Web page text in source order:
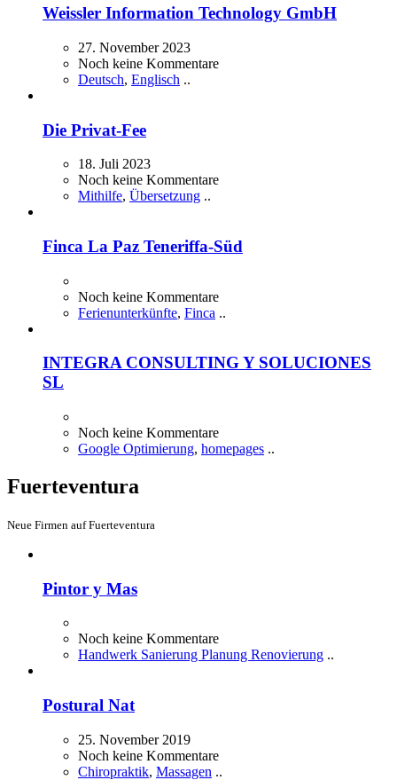
Weissler Information Technology GmbH
27. November 2023
Noch keine Kommentare
Deutsch, Englisch ..
Die Privat-Fee
18. Juli 2023
Noch keine Kommentare
Mithilfe, Übersetzung ..
Finca La Paz Teneriffa-Süd
Noch keine Kommentare
Ferienunterkünfte, Finca ..
INTEGRA CONSULTING Y SOLUCIONES
SL
Noch keine Kommentare
Google Optimierung, homepages ..
Fuerteventura
Neue Firmen auf Fuerteventura
Pintor y Mas
Noch keine Kommentare
Handwerk Sanierung Planung Renovierung ..
Postural Nat
25. November 2019
Noch keine Kommentare
Chiropraktik, Massagen ..